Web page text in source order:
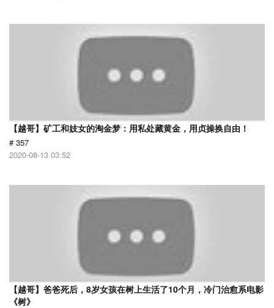
【越哥】矿工和妓女的淘金梦：用私处藏黄金，用贞操换自由！
# 357
2020-08-13 03:52
【越哥】爸爸死后，8岁女孩在树上生活了10个月，冷门治愈系电影
《树》